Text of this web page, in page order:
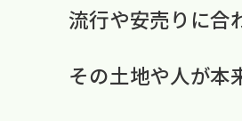
流行や​安売りに​合
その​土地や​人が​本